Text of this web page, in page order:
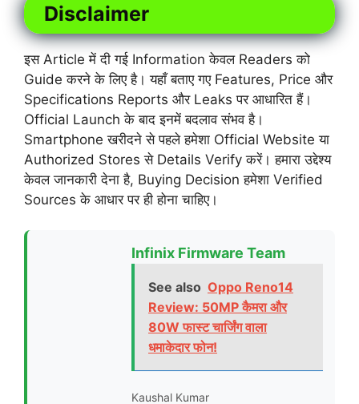
Disclaimer
इस Article में दी गई Information केवल Readers को
Guide करने के लिए है। यहाँ बताए गए Features, Price और
Specifications Reports और Leaks पर आधारित हैं।
Official Launch के बाद इनमें बदलाव संभव है।
Smartphone खरीदने से पहले हमेशा Official Website या
Authorized Stores से Details Verify करें। हमारा उद्देश्य
केवल जानकारी देना है, Buying Decision हमेशा Verified
Sources के आधार पर ही होना चाहिए।
Infinix Firmware Team
See also Oppo Reno14
Review: 50MP कैमरा और
80W फास्ट चार्जिंग वाला
धमाकेदार फोन!
Kaushal Kumar